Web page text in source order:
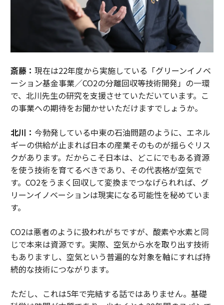
斎藤： 現在は22年度から実施している「グリーンイノベ
ーション基金事業／CO2の分離回収等技術開発」の一環
で、北川先生の研究を支援させていただいています。こ
の事業への期待をお聞かせいただけますでしょうか。
北川： 今勃発している中東の石油問題のように、エネル
ギーの供給が止まれば日本の産業そのものが揺らぐリス
クがあります。だからこそ日本は、どこにでもある資源
を使う技術を育てるべきであり、その代表格が空気で
す。CO2をうまく回収して変換までつなげられれば、グ
リーンイノベーションは現実になる可能性を秘めていま
す。
CO2は悪者のように扱われがちですが、酸素や水素と同
じで本来は資源です。実際、空気から水を取り出す技術
もありますし、空気という普遍的な対象を軸にすれば持
続的な技術につながります。
ただし、これは5年で完結する話ではありません。基礎